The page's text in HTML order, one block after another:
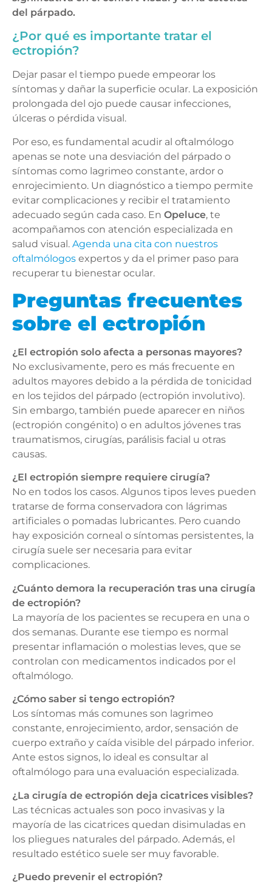
del párpado.
¿Por qué es importante tratar el
ectropión?
Dejar pasar el tiempo puede empeorar los
síntomas y dañar la superficie ocular. La exposición
prolongada del ojo puede causar infecciones,
úlceras o pérdida visual.
Por eso, es fundamental acudir al oftalmólogo
apenas se note una desviación del párpado o
síntomas como lagrimeo constante, ardor o
enrojecimiento. Un diagnóstico a tiempo permite
evitar complicaciones y recibir el tratamiento
adecuado según cada caso. En Opeluce, te
acompañamos con atención especializada en
salud visual. Agenda una cita con nuestros
oftalmólogos expertos y da el primer paso para
recuperar tu bienestar ocular.
Preguntas frecuentes
sobre el ectropión
¿El ectropión solo afecta a personas mayores?
No exclusivamente, pero es más frecuente en
adultos mayores debido a la pérdida de tonicidad
en los tejidos del párpado (ectropión involutivo).
Sin embargo, también puede aparecer en niños
(ectropión congénito) o en adultos jóvenes tras
traumatismos, cirugías, parálisis facial u otras
causas.
¿El ectropión siempre requiere cirugía?
No en todos los casos. Algunos tipos leves pueden
tratarse de forma conservadora con lágrimas
artificiales o pomadas lubricantes. Pero cuando
hay exposición corneal o síntomas persistentes, la
cirugía suele ser necesaria para evitar
complicaciones.
¿Cuánto demora la recuperación tras una cirugía
de ectropión?
La mayoría de los pacientes se recupera en una o
dos semanas. Durante ese tiempo es normal
presentar inflamación o molestias leves, que se
controlan con medicamentos indicados por el
oftalmólogo.
¿Cómo saber si tengo ectropión?
Los síntomas más comunes son lagrimeo
constante, enrojecimiento, ardor, sensación de
cuerpo extraño y caída visible del párpado inferior.
Ante estos signos, lo ideal es consultar al
oftalmólogo para una evaluación especializada.
¿La cirugía de ectropión deja cicatrices visibles?
Las técnicas actuales son poco invasivas y la
mayoría de las cicatrices quedan disimuladas en
los pliegues naturales del párpado. Además, el
resultado estético suele ser muy favorable.
¿Puedo prevenir el ectropión?